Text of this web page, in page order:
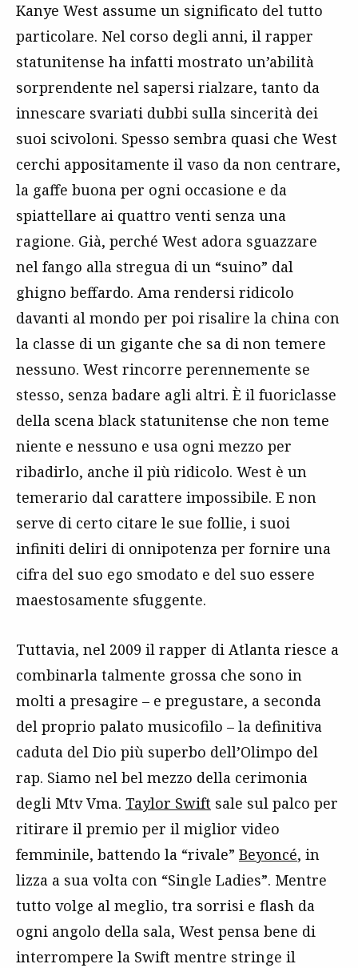
Kanye West assume un significato del tutto
particolare. Nel corso degli anni, il rapper
statunitense ha infatti mostrato un’abilità
sorprendente nel sapersi rialzare, tanto da
innescare svariati dubbi sulla sincerità dei
suoi scivoloni. Spesso sembra quasi che West
cerchi appositamente il vaso da non centrare,
la gaffe buona per ogni occasione e da
spiattellare ai quattro venti senza una
ragione. Già, perché West adora sguazzare
nel fango alla stregua di un “suino” dal
ghigno beffardo. Ama rendersi ridicolo
davanti al mondo per poi risalire la china con
la classe di un gigante che sa di non temere
nessuno. West rincorre perennemente se
stesso, senza badare agli altri. È il fuoriclasse
della scena black statunitense che non teme
niente e nessuno e usa ogni mezzo per
ribadirlo, anche il più ridicolo. West è un
temerario dal carattere impossibile. E non
serve di certo citare le sue follie, i suoi
infiniti deliri di onnipotenza per fornire una
cifra del suo ego smodato e del suo essere
maestosamente sfuggente.
Tuttavia, nel 2009 il rapper di Atlanta riesce a
combinarla talmente grossa che sono in
molti a presagire – e pregustare, a seconda
del proprio palato musicofilo – la definitiva
caduta del Dio più superbo dell’Olimpo del
rap. Siamo nel bel mezzo della cerimonia
degli Mtv Vma. Taylor Swift sale sul palco per
ritirare il premio per il miglior video
femminile, battendo la “rivale” Beyoncé, in
lizza a sua volta con “Single Ladies”. Mentre
tutto volge al meglio, tra sorrisi e flash da
ogni angolo della sala, West pensa bene di
interrompere la Swift mentre stringe il